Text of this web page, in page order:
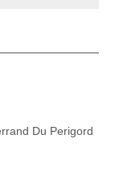
Du Perigord